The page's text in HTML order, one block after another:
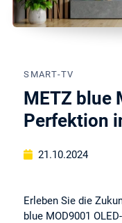
SMART-TV
METZ blue
Perfektion
21.10.2024
Erleben Sie die
blue MOD9001